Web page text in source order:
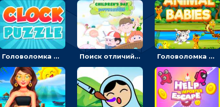
Головоломка с часами для детей: читать время по циферблату Поиск отличий на картинках с детьми - головоломка Головоломка Звери-малыши: открывай карточки по очереди, чтобы найти одинаковые